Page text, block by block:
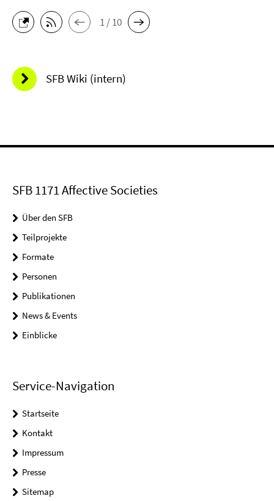
1 / 10
SFB Wiki (intern)
SFB 1171 Affective Societies
Über den SFB
Teilprojekte
Formate
Personen
Publikationen
News & Events
Einblicke
Service-Navigation
Startseite
Kontakt
Impressum
Presse
Sitemap